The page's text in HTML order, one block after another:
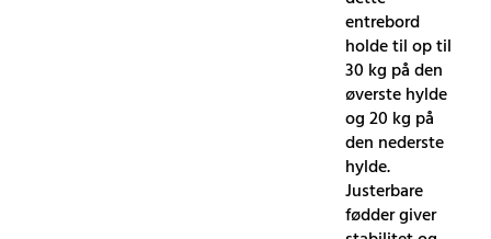
entrebord
holde til op til
30 kg på den
øverste hylde
og 20 kg på
den nederste
hylde.
Justerbare
fødder giver